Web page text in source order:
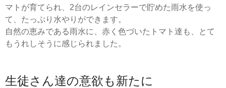
マトが育てられ、2台のレインセラーで貯めた雨水を使っ
て、たっぷり水やりができます。
自然の恵みである雨水に、赤く色づいたトマト達も、とて
もうれしそうに感じられました。
生徒さん達の意欲も新たに